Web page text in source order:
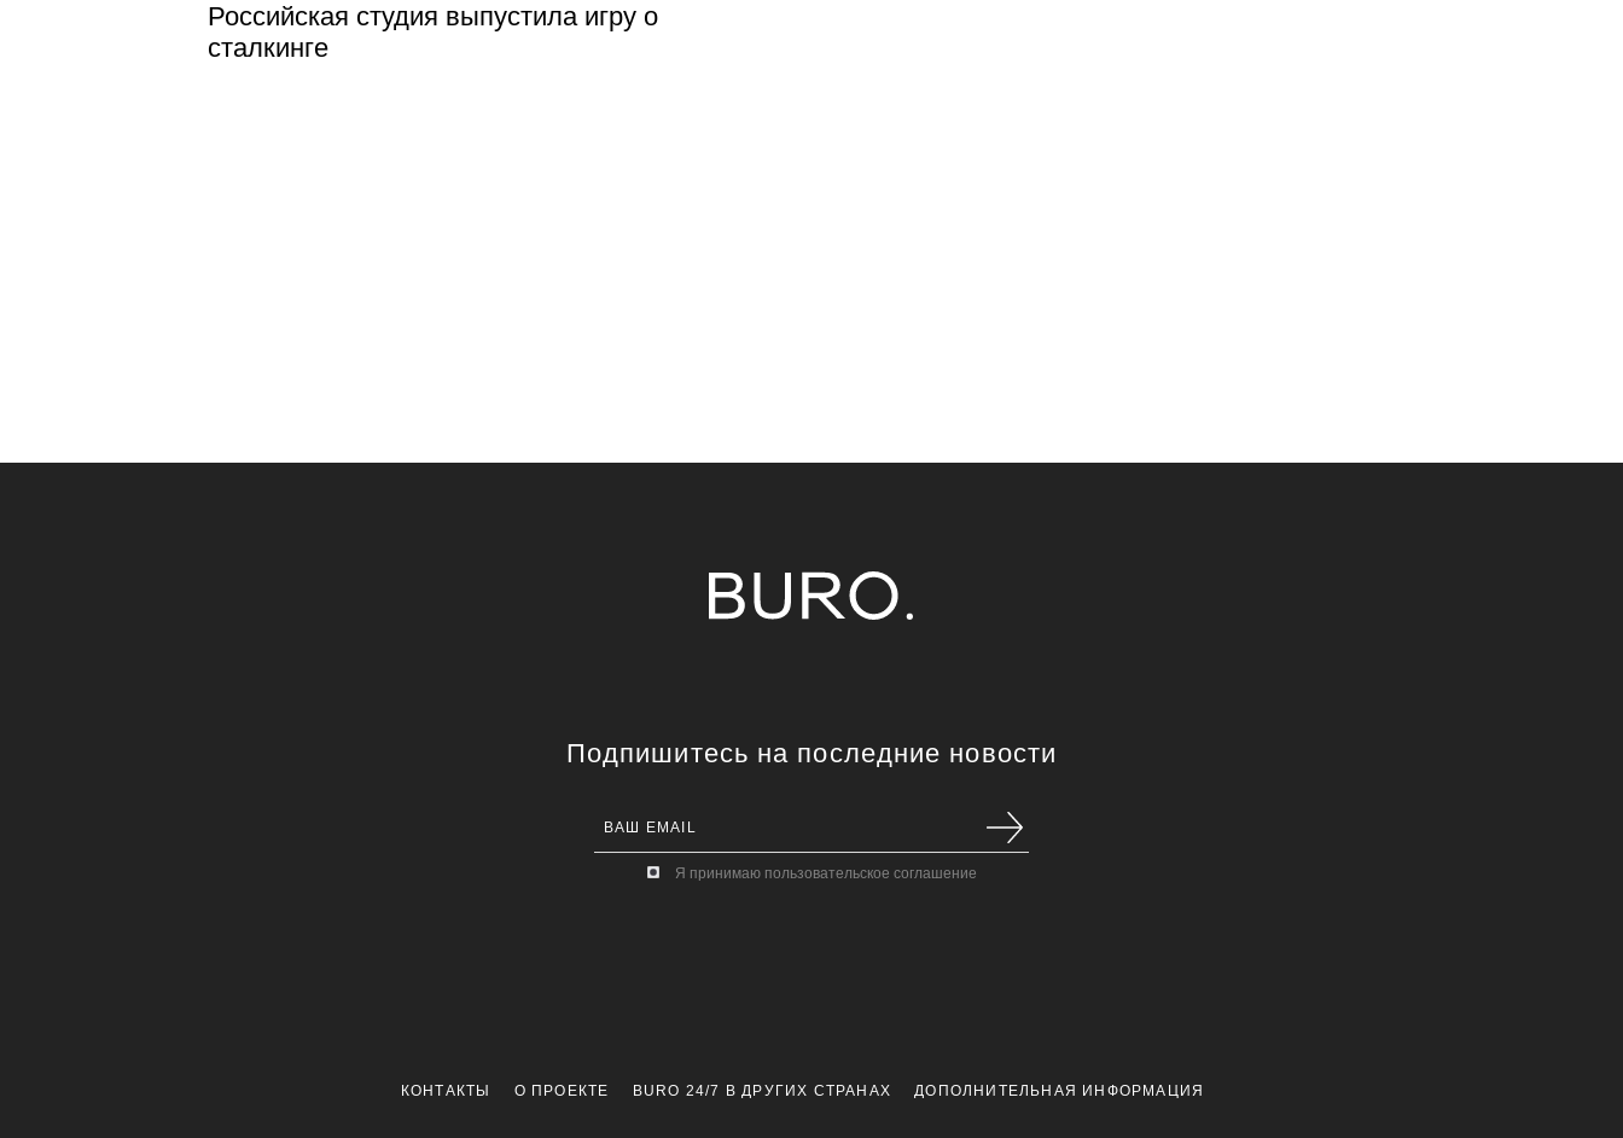
Российская студия выпустила игру о
сталкинге
Подпишитесь на последние новости
Я принимаю пользовательское соглашение
КОНТАКТЫ О ПРОЕКТЕ BURO 24/7 В ДРУГИХ СТРАНАХ ДОПОЛНИТЕЛЬНАЯ ИНФОРМАЦИЯ